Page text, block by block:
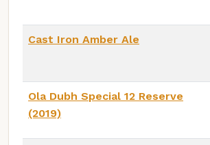
Cast Iron Amber Ale
Ola Dubh Special 12 Reserve
(2019)